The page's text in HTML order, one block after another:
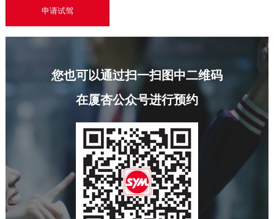
您也可以通过扫一扫图中二维码
在厦杏公众号进行预约